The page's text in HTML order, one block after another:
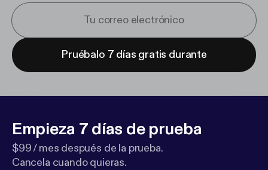
Pruébalo 7 días gratis durante
Empieza 7 días de prueba
$99 / mes después de la prueba.
Cancela cuando quieras.